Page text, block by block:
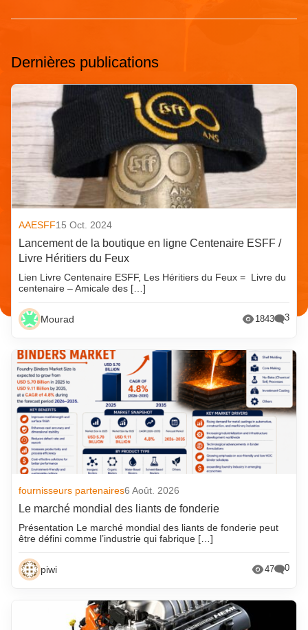
Dernières publications
AAESFF15 Oct. 2024
Lancement de la boutique en ligne Centenaire ESFF /
Livre Héritiers du Feux
Lien Livre Centenaire ESFF, Les Héritiers du Feux = Livre du
centenaire – Amicale des […]
Mourad 1843 3
fournisseurs partenaires6 Août. 2026
Le marché mondial des liants de fonderie
Présentation Le marché mondial des liants de fonderie peut
être défini comme l’industrie qui fabrique […]
piwi 47 0